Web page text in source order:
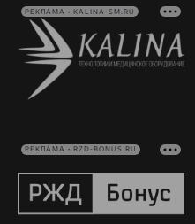
РЕКЛАМА • KALINA-SM.RU
РЕКЛАМА • RZD-BONUS.RU